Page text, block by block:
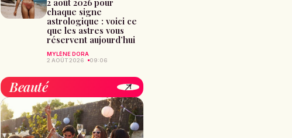
2 août 2026 pour
chaque signe
astrologique : voici ce
que les astres vous
réservent aujourd’hui
MYLÈNE DORA
2 AOÛT 2026
09:06
Beauté